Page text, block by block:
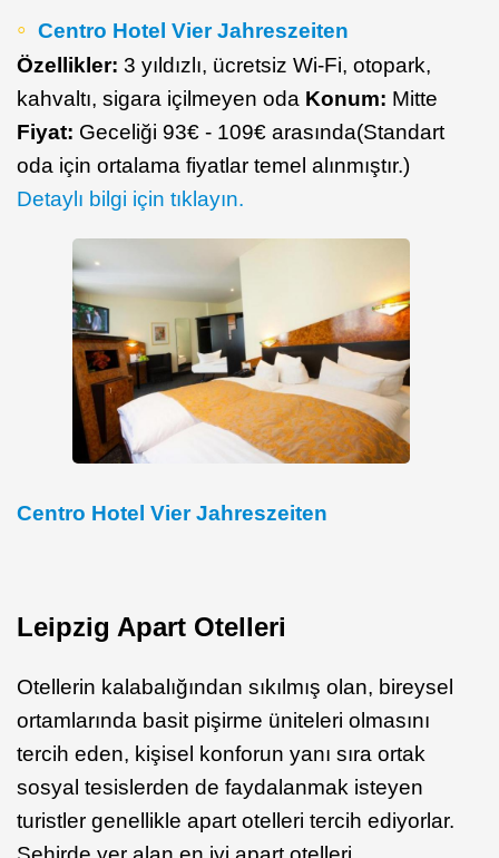
Centro Hotel Vier Jahreszeiten
Özellikler: 3 yıldızlı, ücretsiz Wi-Fi, otopark,
kahvaltı, sigara içilmeyen oda Konum: Mitte
Fiyat: Geceliği 93€ - 109€ arasında(Standart
oda için ortalama fiyatlar temel alınmıştır.)
Detaylı bilgi için tıklayın.
Centro Hotel Vier Jahreszeiten
Leipzig Apart Otelleri
Otellerin kalabalığından sıkılmış olan, bireysel
ortamlarında basit pişirme üniteleri olmasını
tercih eden, kişisel konforun yanı sıra ortak
sosyal tesislerden de faydalanmak isteyen
turistler genellikle apart otelleri tercih ediyorlar.